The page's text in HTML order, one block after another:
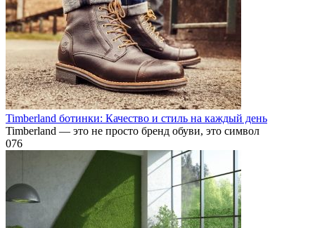
Timberland ботинки: Качество и стиль на каждый день
Timberland — это не просто бренд обуви, это символ
076